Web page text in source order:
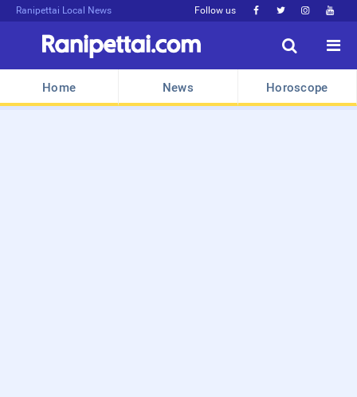
Ranipettai Local News Follow us    


Home News Horoscope